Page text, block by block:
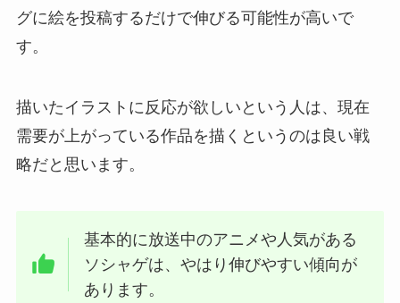
グに絵を投稿するだけで伸びる可能性が高いで
す。
描いたイラストに反応が欲しいという人は、現在
需要が上がっている作品を描くというのは良い戦
略だと思います。
基本的に放送中のアニメや人気がある
ソシャゲは、やはり伸びやすい傾向が
あります。